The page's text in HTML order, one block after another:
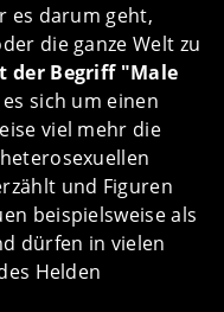
es darum geht,
die ganze Welt zu
der Begriff "Male
sich um einen
viel mehr die
und Figuren
beispielsweise als
dürfen in vielen
Helden